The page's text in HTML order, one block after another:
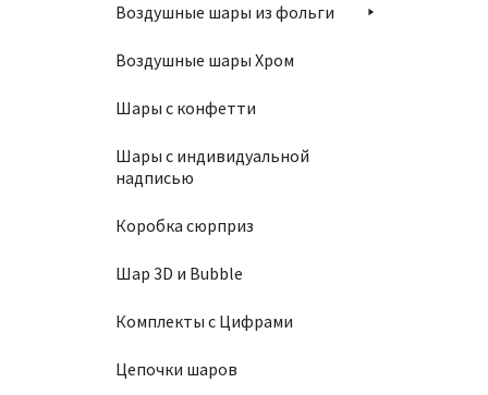
Воздушные шары из фольги
Воздушные шары Хром
Шары с конфетти
Шары с индивидуальной
надписью
Коробка сюрприз
Шар 3D и Bubble
Комплекты с Цифрами
Цепочки шаров